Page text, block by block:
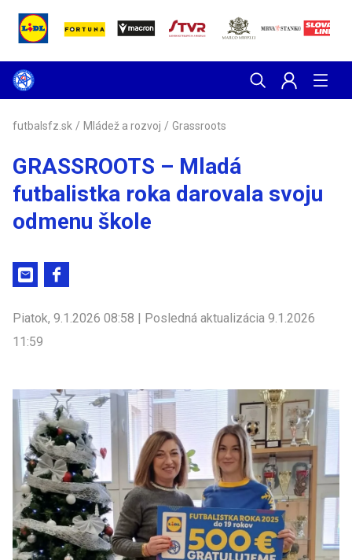
futbalsfz.sk / Mládež a rozvoj / Grassroots
GRASSROOTS – Mladá
futbalistka roka darovala svoju
odmenu škole
Piatok, 9.1.2026 08:58 | Posledná aktualizácia 9.1.2026
11:59